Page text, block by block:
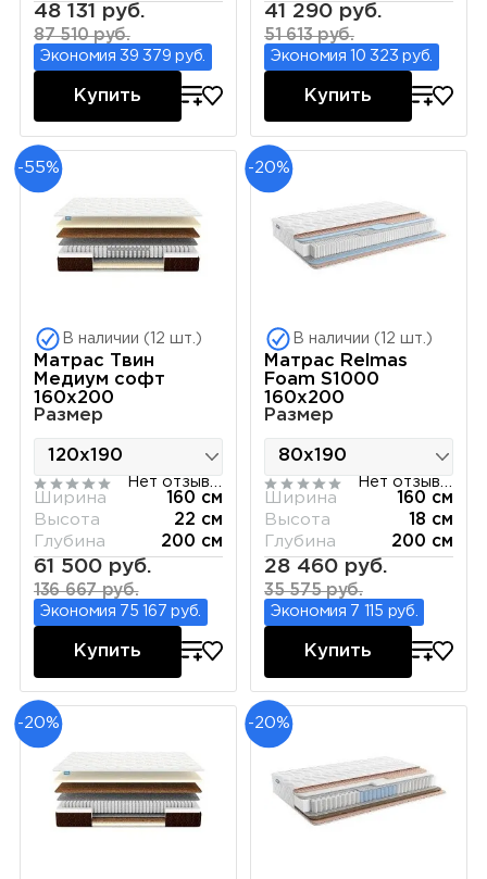
48 131 руб.
87 510 руб.
Экономия 39 379 руб.
Купить
41 290 руб.
51 613 руб.
Экономия 10 323 руб.
Купить
-55%
В наличии (12 шт.)
Матрас Твин
Медиум софт
160х200
Размер
Ширина
160 см
Высота
22 см
Глубина
200 см
61 500 руб.
136 667 руб.
Экономия 75 167 руб.
Купить
-20%
В наличии (12 шт.)
Матрас Relmas
Foam S1000
160х200
Размер
Ширина
160 см
Высота
18 см
Глубина
200 см
28 460 руб.
35 575 руб.
Экономия 7 115 руб.
Купить
-20% -20%